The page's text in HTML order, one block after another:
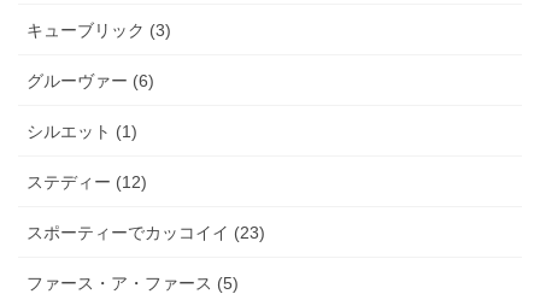
キューブリック (3)
グルーヴァー (6)
シルエット (1)
ステディー (12)
スポーティーでカッコイイ (23)
ファース・ア・ファース (5)